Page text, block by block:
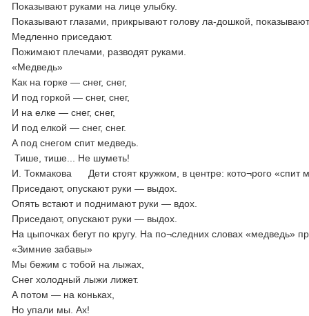
Показывают руками на лице улыбку.
Показывают глазами, прикрывают голову ла-дошкой,
Медленно приседают.
Пожимают плечами, разводят руками.
«Медведь»
Как на горке — снег, снег,
И под горкой — снег, снег,
И на елке — снег, снег,
И под елкой — снег, снег.
А под снегом спит медведь.
Тише, тише... Не шуметь!
И. Токмакова Дети стоят кружком, в центре: кото¬рого «спит
Приседают, опускают руки — выдох.
Опять встают и поднимают руки — вдох.
Приседают, опускают руки — выдох.
На цыпочках бегут по кругу. На по¬следних словах «медведь»
«Зимние забавы»
Мы бежим с тобой на лыжах,
Снег холодный лыжи лижет.
А потом — на коньках,
Но упали мы. Ах!